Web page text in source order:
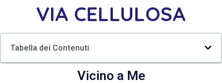
VIA CELLULOSA
Tabella dei Contenuti
Vicino a Me